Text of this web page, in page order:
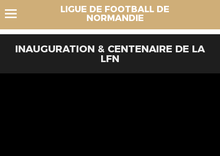
LIGUE DE FOOTBALL DE
NORMANDIE
INAUGURATION & CENTENAIRE DE LA
LFN